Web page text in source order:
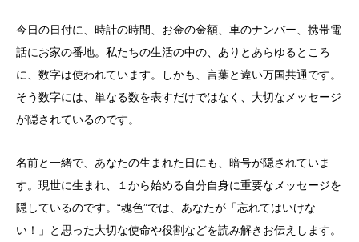
今日の日付に、時計の時間、お金の金額、車のナンバー、携帯電
話にお家の番地。私たちの生活の中の、ありとあらゆるところ
に、数字は使われています。しかも、言葉と違い万国共通です。
そう数字には、単なる数を表すだけではなく、大切なメッセージ
が隠されているのです。
名前と一緒で、あなたの生まれた日にも、暗号が隠されていま
す。現世に生まれ、１から始める自分自身に重要なメッセージを
隠しているのです。“魂色”では、あなたが「忘れてはいけな
い！」と思った大切な使命や役割などを読み解きお伝えします。